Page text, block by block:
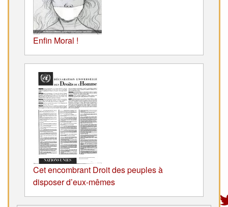
Enfin Moral !
Cet encombrant Droit des peuples à
disposer d’eux-mêmes